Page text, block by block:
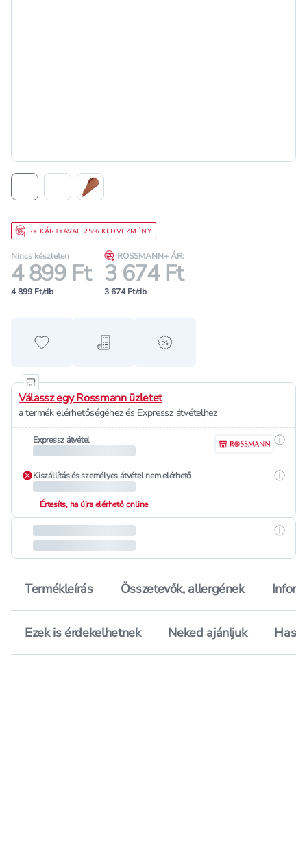
R+ KÁRTYÁVAL 25% KEDVEZMÉNY
Nincs készleten
4 899 Ft
4 899 Ft/db
ROSSMANN+ ÁR:
3 674 Ft
3 674 Ft/db
Hozzáadás a kedvencekhez
Hozzáadás a bevásárló listához
alert when on sale
Válassz egy Rossmann üzletet
a termék elérhetőségéhez és Expressz átvételhez
Expressz átvétel
Kiszállítás és személyes átvétel nem elérhető
Értesíts, ha újra elérhető online
Termékleírás Összetevők, allergének
Ezek is érdekelhetnek Neked ajánljuk